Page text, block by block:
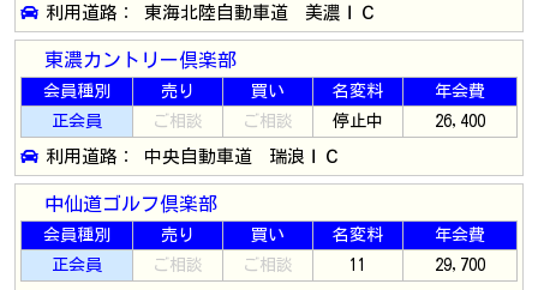
利用道路： 東海北陸自動車道 美濃ＩＣ
東濃カントリー倶楽部
会員種別 売り 買い 名変料
年会費
正会員
ご相談 ご相談 停止中 26,400
利用道路： 中央自動車道 瑞浪ＩＣ
中仙道ゴルフ倶楽部
会員種別 売り 買い 名変料
年会費
正会員
ご相談 ご相談 11 29,700